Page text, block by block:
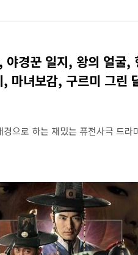
경꾼 일지, 왕의 얼굴,
마녀보감, 구르미 그린
경으로 하는 재밌는 퓨전사극 드라